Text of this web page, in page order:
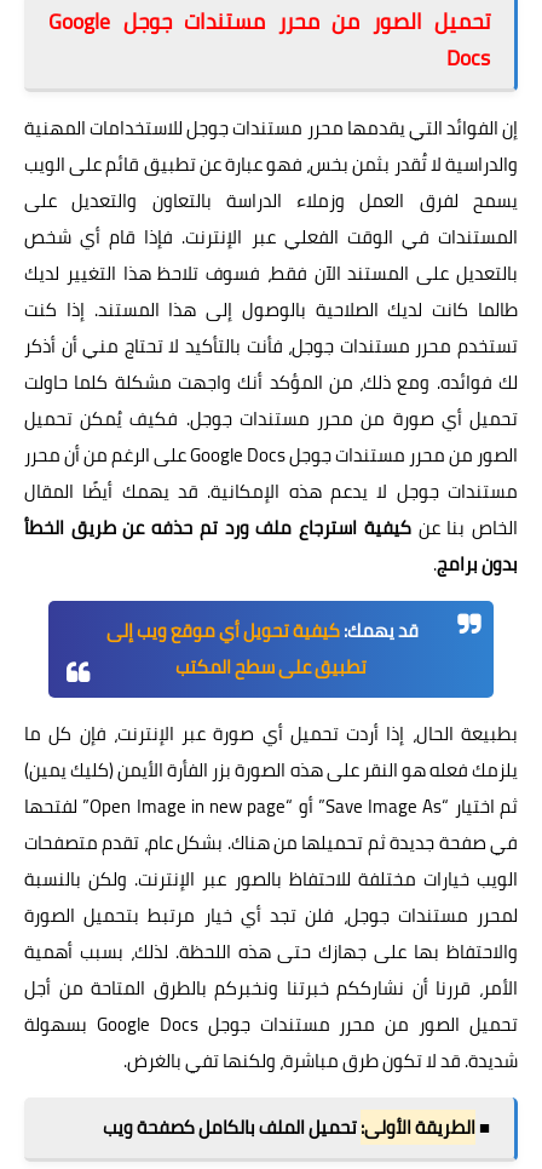
تحميل الصور من محرر مستندات جوجل Google
Docs
إن الفوائد التي يقدمها محرر مستندات جوجل للاستخدامات المهنية
والدراسية لا تُقدر بثمن بخس، فهو عبارة عن تطبيق قائم على الويب
يسمح لفرق العمل وزملاء الدراسة بالتعاون والتعديل على
المستندات في الوقت الفعلي عبر الإنترنت. فإذا قام أي شخص
بالتعديل على المستند الآن فقط، فسوف تلاحظ هذا التغيير لديك
طالما كانت لديك الصلاحية بالوصول إلى هذا المستند. إذا كنت
تستخدم محرر مستندات جوجل، فأنت بالتأكيد لا تحتاج مني أن أذكر
لك فوائده. ومع ذلك، من المؤكد أنك واجهت مشكلة كلما حاولت
تحميل أي صورة من محرر مستندات جوجل. فكيف يُمكن تحميل
الصور من محرر مستندات جوجل Google Docs على الرغم من أن محرر
مستندات جوجل لا يدعم هذه الإمكانية. قد يهمك أيضًا المقال
الخاص بنا عنكيفية استرجاع ملف ورد تم حذفه عن طريق الخطأ
بدون برامج.
قد يهمك:كيفية تحويل أي موقع ويب إلى
تطبيق على سطح المكتب
بطبيعة الحال، إذا أردت تحميل أي صورة عبر الإنترنت، فإن كل ما
يلزمك فعله هو النقر على هذه الصورة بزر الفأرة الأيمن (كليك يمين)
ثم اختيار “Save Image As” أو “Open Image in new page” لفتحها
في صفحة جديدة ثم تحميلها من هناك. بشكل عام، تقدم متصفحات
الويب خيارات مختلفة للاحتفاظ بالصور عبر الإنترنت. ولكن بالنسبة
لمحرر مستندات جوجل، فلن تجد أي خيار مرتبط بتحميل الصورة
والاحتفاظ بها على جهازك حتى هذه اللحظة. لذلك، بسبب أهمية
الأمر، قررنا أن نشارككم خبرتنا ونخبركم بالطرق المتاحة من أجل
تحميل الصور من محرر مستندات جوجل Google Docs بسهولة
شديدة. قد لا تكون طرق مباشرة، ولكنها تفي بالغرض.
■الطريقة الأولى:تحميل الملف بالكامل كصفحة ويب